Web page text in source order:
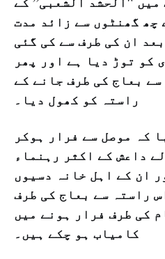
چھ گھنٹوں سے زائد مدت
ان کی طرف سے کی گئی
کو توڑ دیا ہے اور پھر
بعاج کی طرف جانے کے
راستہ کو کھول دیا۔
کہ موصل سے فرار ہوکر
داعش کے اکثر رہنماء
ان کے اہل خانہ دسیوں
راستہ سے بعاج کی طرف
کی طرف فرار ہونے میں
کامیاب ہو چکے ہیں۔